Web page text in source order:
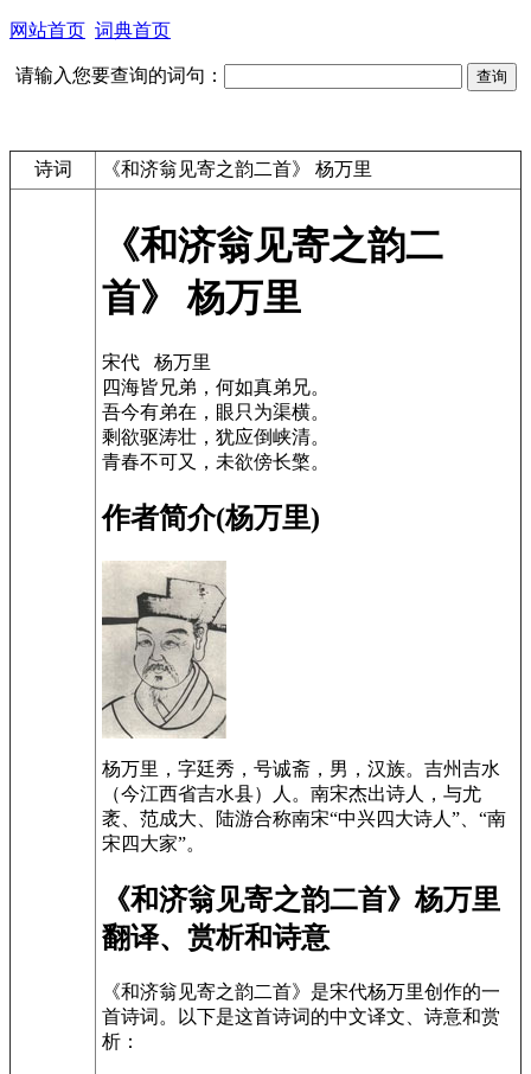
网站首页 词典首页
请输入您要查询的词句：
诗词 《和济翁见寄之韵二首》 杨万里
《和济翁见寄之韵二
首》 杨万里
宋代 杨万里
四海皆兄弟，何如真弟兄。
吾今有弟在，眼只为渠横。
剩欲驱涛壮，犹应倒峡清。
青春不可又，未欲傍长檠。
作者简介(杨万里)
杨万里，字廷秀，号诚斋，男，汉族。吉州吉水
（今江西省吉水县）人。南宋杰出诗人，与尤
袤、范成大、陆游合称南宋“中兴四大诗人”、“南
宋四大家”。
《和济翁见寄之韵二首》杨万里
翻译、赏析和诗意
《和济翁见寄之韵二首》是宋代杨万里创作的一
首诗词。以下是这首诗词的中文译文、诗意和赏
析：